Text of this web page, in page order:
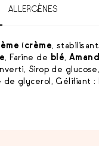
ALLERGÈNES
( crème,
, Farine de blé,
Sirop de
de glycerol, Gélifiant :